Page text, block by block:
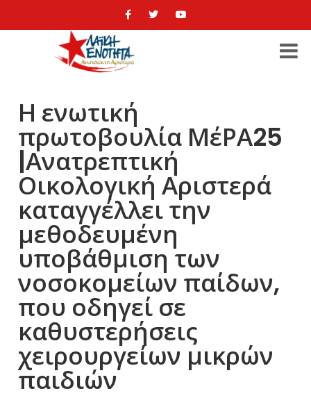
Η ενωτική
πρωτοβουλία ΜέΡΑ25
|Ανατρεπτική
Οικολογική Αριστερά
καταγγέλλει την
μεθοδευμένη
υποβάθμιση των
νοσοκομείων παίδων,
που οδηγεί σε
καθυστερήσεις
χειρουργείων μικρών
παιδιών